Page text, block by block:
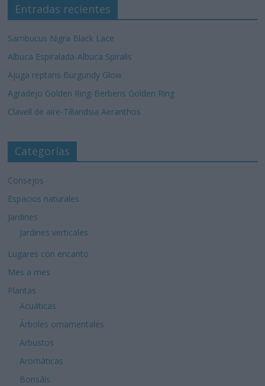
Entradas recientes
Sambucus Nigra Black Lace
Albuca Espiralada-Albuca Spiralis
Ajuga reptans Burgundy Glow
Agradejo Golden Ring-Berberis Golden Ring
Clavell de aire-Tillandsia Aeranthos
Categorías
Consejos
Espacios naturales
Jardines
Jardines verticales
Lugares con encanto
Mes a mes
Plantas
Acuáticas
Árboles ornamentales
Arbustos
Aromáticas
Bonsáis